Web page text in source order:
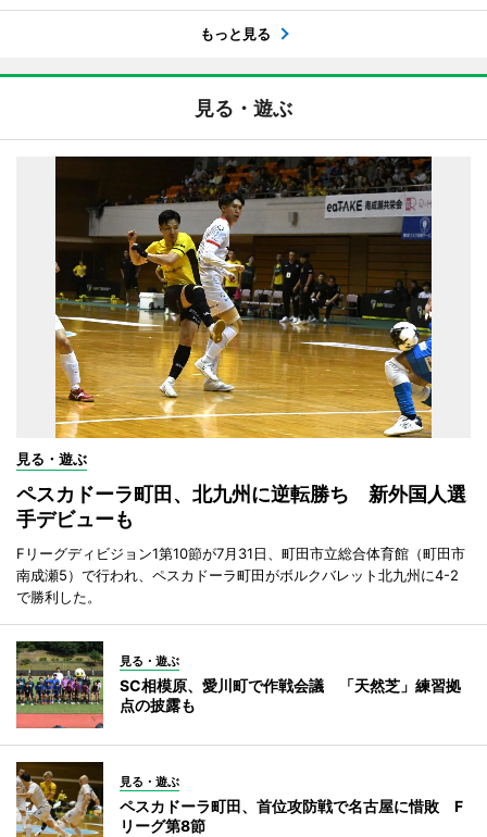
もっと見る
見る・遊ぶ
見る・遊ぶ
ペスカドーラ町田、北九州に逆転勝ち 新外国人選
手デビューも
Fリーグディビジョン1第10節が7月31日、町田市立総合体育館（町田市
南成瀬5）で行われ、ペスカドーラ町田がボルクバレット北九州に4-2
で勝利した。
見る・遊ぶ
SC相模原、愛川町で作戦会議 「天然芝」練習拠
点の披露も
見る・遊ぶ
ペスカドーラ町田、首位攻防戦で名古屋に惜敗 F
リーグ第8節